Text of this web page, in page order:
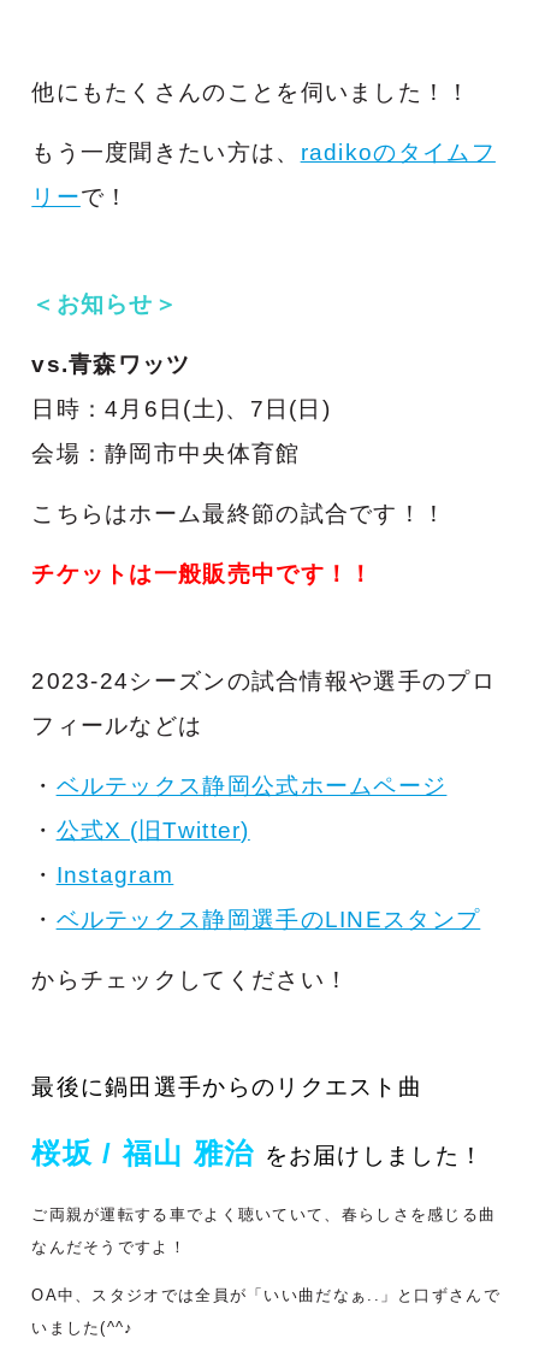
他にもたくさんのことを伺いました！！
もう一度聞きたい方は、 radikoのタイムフ
リーで！
＜お知らせ＞
vs.青森ワッツ
日時：4月6日(土)、7日(日)
会場：静岡市中央体育館
こちらはホーム最終節の試合です！！
チケットは一般販売中です！！
2023-24シーズンの試合情報や選手のプロ
フィールなどは
・ ベルテックス静岡公式ホームページ
・ 公式X (旧Twitter)
・ Instagram
・ ベルテックス静岡選手のLINEスタンプ
からチェックしてください！
最後に鍋田選手からのリクエスト曲
桜坂 / 福山 雅治 をお届けしました！
ご両親が運転する車でよく聴いていて、春らしさを感じる曲
なんだそうですよ！
OA中、スタジオでは全員が「いい曲だなぁ..」と口ずさんで
いました(^^♪